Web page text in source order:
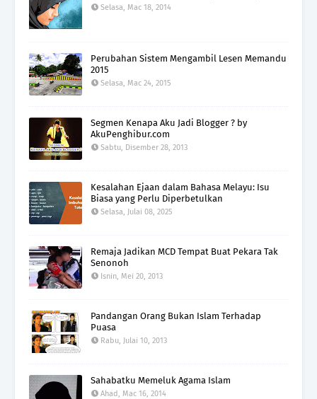
Selasa, Mac 18, 2014
Perubahan Sistem Mengambil Lesen Memandu
2015
Selasa, Mac 24, 2015
Segmen Kenapa Aku Jadi Blogger ? by
AkuPenghibur.com
Sabtu, Disember 28, 2013
Kesalahan Ejaan dalam Bahasa Melayu: Isu
Biasa yang Perlu Diperbetulkan
Selasa, Julai 08, 2025
Remaja Jadikan MCD Tempat Buat Pekara Tak
Senonoh
Isnin, Mei 20, 2013
Pandangan Orang Bukan Islam Terhadap
Puasa
Rabu, Julai 10, 2013
Sahabatku Memeluk Agama Islam
Ahad, Mac 16, 2014